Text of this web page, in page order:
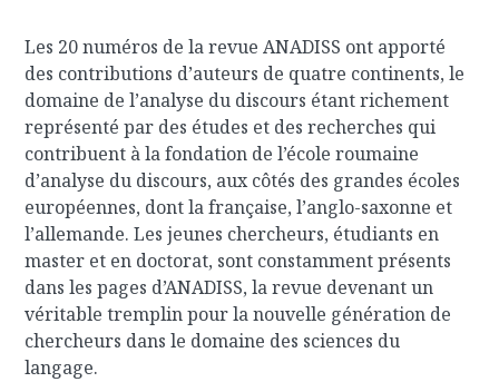
Les 20 numéros de la revue ANADISS ont apporté
des contributions d’auteurs de quatre continents, le
domaine de l’analyse du discours étant richement
représenté par des études et des recherches qui
contribuent à la fondation de l’école roumaine
d’analyse du discours, aux côtés des grandes écoles
européennes, dont la française, l’anglo-saxonne et
l’allemande. Les jeunes chercheurs, étudiants en
master et en doctorat, sont constamment présents
dans les pages d’ANADISS, la revue devenant un
véritable tremplin pour la nouvelle génération de
chercheurs dans le domaine des sciences du
langage.